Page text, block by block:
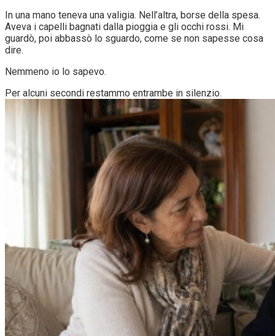
In una mano teneva una valigia. Nell’altra, borse della spesa.
Aveva i capelli bagnati dalla pioggia e gli occhi rossi. Mi
guardò, poi abbassò lo sguardo, come se non sapesse cosa
dire.
Nemmeno io lo sapevo.
Per alcuni secondi restammo entrambe in silenzio.